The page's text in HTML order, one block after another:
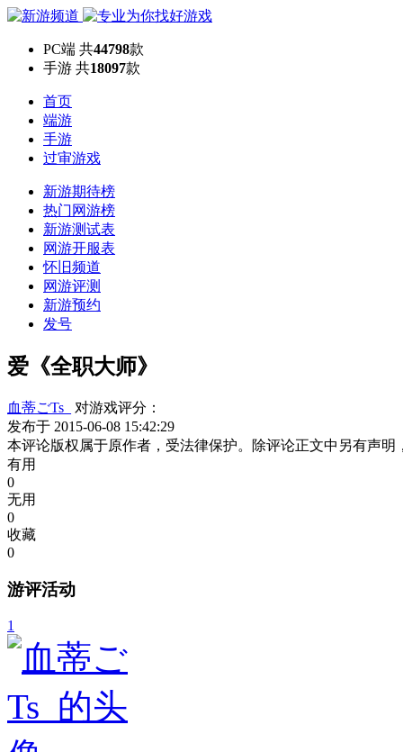
PC端 共44798款
手游 共18097款
首页
端游
手游
过审游戏
新游期待榜
热门网游榜
新游测试表
网游开服表
怀旧频道
网游评测
新游预约
发号
爱《全职大师》
血蒂ごTs_
对游戏评分：
发布于 2015-06-08 15:42:29
本评论版权属于原作者，受法律保护。除评论正文中另有声
有用
0
无用
0
收藏
0
游评活动
1